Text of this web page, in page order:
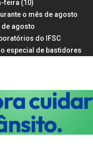
feira (10)
o mês de agosto
de agosto
do IFSC
especial de bastidores